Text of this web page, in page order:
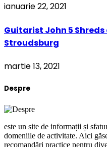
ianuarie 22, 2021
Guitarist John 5
Stroudsburg
martie 13, 2021
Despre
este un site de informații și
domeniile de activitate. Aici
recomandări practice pentru